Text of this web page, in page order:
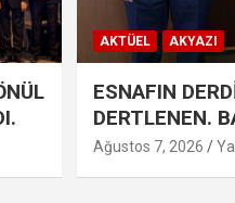
AKTÜEL AKYAZI
ESNAFIN
DERTLENEN.
Ağustos 7, 2026